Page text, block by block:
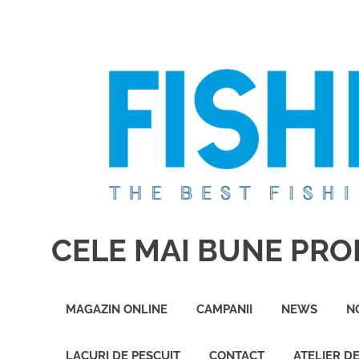
CELE MAI BUNE
buneMAGAZIN ONLINE CAMPANII NEWS
LACURI DE PESCUIT CONTACT ATELIER